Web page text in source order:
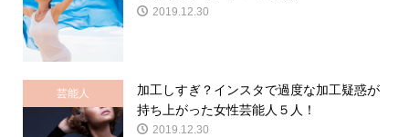
2019.12.30
芸能人
加工しすぎ？インスタで過度な加工疑惑が
持ち上がった女性芸能人５人！
2019.12.30